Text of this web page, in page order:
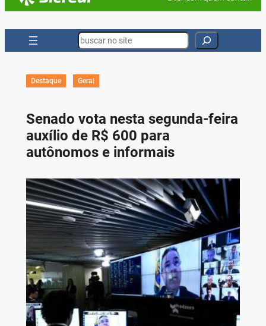
Search
Destaque Geral
Senado vota nesta segunda-feira
auxílio de R$ 600 para
autônomos e informais